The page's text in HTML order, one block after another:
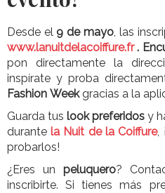
Desde el 9 de mayo, las
www.lanuitdelacoiffure.fr.
pon directamente la
inspírate y proba
Fashion Weekgracias a la
Guarda tus look preferidos y
durante la Nuit de la Coiffure,
probarlos!
¿Eres un peluquero?
inscribirte. Si tienes más